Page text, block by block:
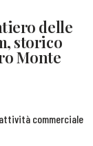
delle
storico
Monte
commerciale